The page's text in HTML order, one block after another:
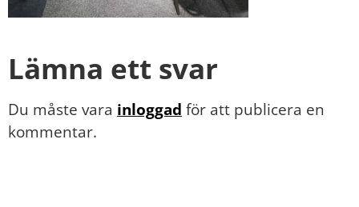
Lämna ett svar
Du måste vara inloggad för att publicera en
kommentar.